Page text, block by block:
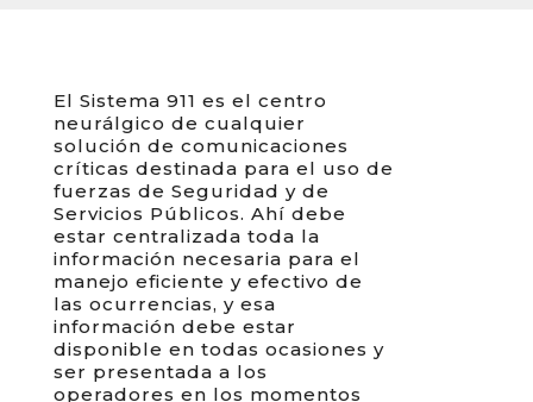
El Sistema 911 es el centro
neurálgico de cualquier
solución de comunicaciones
críticas destinada para el uso de
fuerzas de Seguridad y de
Servicios Públicos. Ahí debe
estar centralizada toda la
información necesaria para el
manejo eficiente y efectivo de
las ocurrencias, y esa
información debe estar
disponible en todas ocasiones y
ser presentada a los
operadores en los momentos